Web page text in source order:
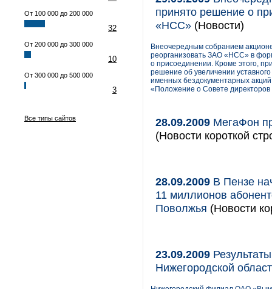
От 100 000 до 200 000
32
От 200 000 до 300 000
10
От 300 000 до 500 000
3
Все типы сайтов
принято решение о
«НСС» (Новости)
Внеочередным собранием
реорганизовать ЗАО «НСС» в
о присоединении. Кроме этого,
решение об увеличении
именных бездокументарных
«Положение о Совете
28.09.2009 МегаФон
(Новости короткой
28.09.2009 В Пензе
11 миллионов
Поволжья (Новости
23.09.2009
Нижегородской